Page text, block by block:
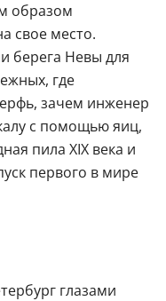
образом
свое место.
берега Невы для
где
зачем инженер
с помощью яиц,
пила XIX века и
первого в мире
глазами